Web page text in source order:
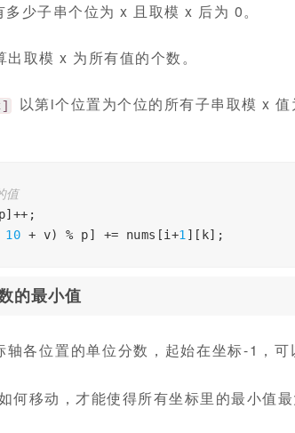
少子串个位为 x 且取模 x 后为 0。
取模 x 为所有值的个数。
以第i个位置为个位的所有子串取模 x 值
值
p] ++ ;
10 + v) % p] += nums [i +1 ][ k];
的最小值
轴各位置的单位分数，起始在坐标-1，
何移动，才能使得所有坐标里的最小值最